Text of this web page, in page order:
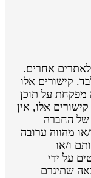
אחרים.
קישורים אלו
על תוכן
אלו, אין
החברה
מהווה ערובה
ו/או
על ידי
שתיגרם